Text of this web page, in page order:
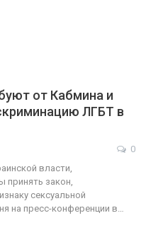
от Кабмина и
ЛГБТ в
0
власти,
принять закон,
сексуальной
на пресс-конференции в…